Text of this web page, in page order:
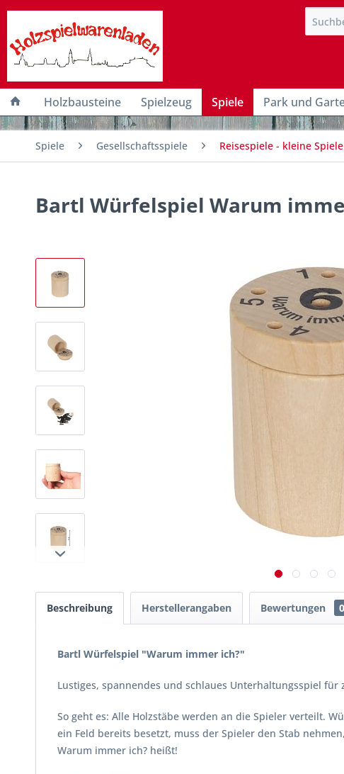
Holzbausteine Spielzeug Spiele Park und
Spiele Gesellschaftsspiele Reisespiele - kleine Spiele
Bartl Würfelspiel Warum
Beschreibung Herstellerangaben Bewertungen 0
Bartl Würfelspiel "Warum immer ich?"
Lustiges, spannendes und schlaues Unterhaltungsspiel
So geht es: Alle Holzstäbe werden an die Spieler verteilt.
ein Feld bereits besetzt, muss der Spieler den Stab
Warum immer ich? heißt!